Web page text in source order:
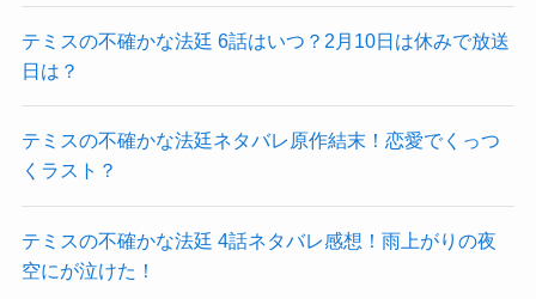
テミスの不確かな法廷 6話はいつ？2月10日は休みで放送
日は？
テミスの不確かな法廷ネタバレ原作結末！恋愛でくっつ
くラスト？
テミスの不確かな法廷 4話ネタバレ感想！雨上がりの夜
空にが泣けた！